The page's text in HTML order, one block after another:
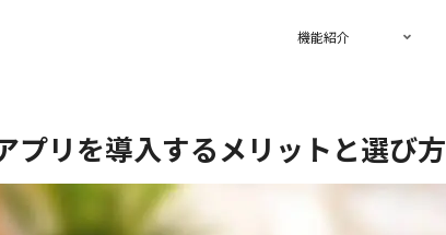
機能紹介
プリを導入するメリットと選び方